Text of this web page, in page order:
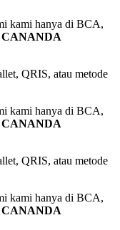
kami hanya di BCA,
CANANDA
QRIS, atau metode
kami hanya di BCA,
CANANDA
QRIS, atau metode
kami hanya di BCA,
CANANDA